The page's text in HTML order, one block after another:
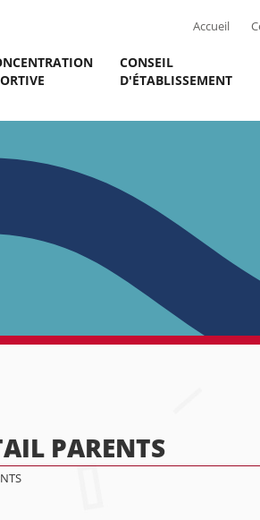
Accueil
CONSEIL
D'ÉTABLISSEMENT
PARENTS